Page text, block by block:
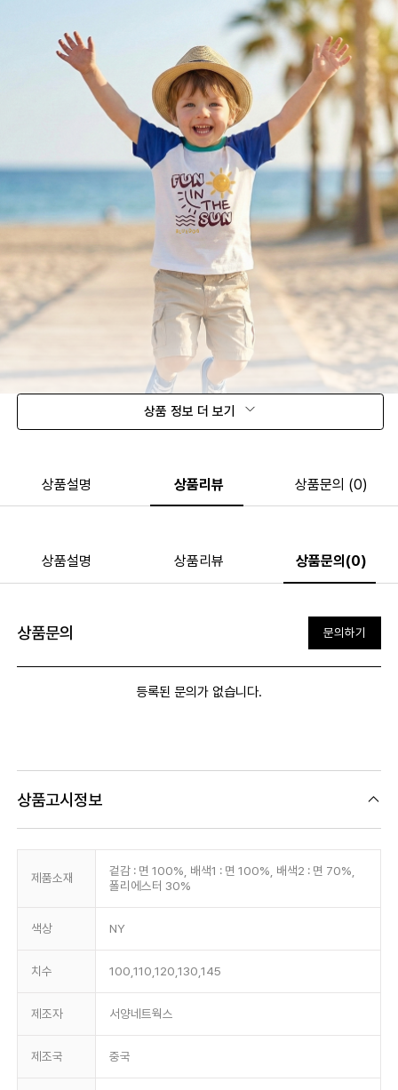
상품 정보 더 보기
상품설명 상품리뷰 상품문의 (0)
상품설명 상품리뷰 상품문의(0)
상품문의 문의하기
등록된 문의가 없습니다.
상품고시정보
제품소재
겉감 : 면 100%, 배색1 : 면 100%, 배색2 : 면 70%,
폴리에스터 30%
색상 NY
치수 100,110,120,130,145
제조자 서양네트웍스
제조국 중국